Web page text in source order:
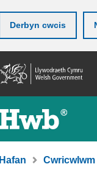
Derbyn cwcis
Hafan Cwricwlwm